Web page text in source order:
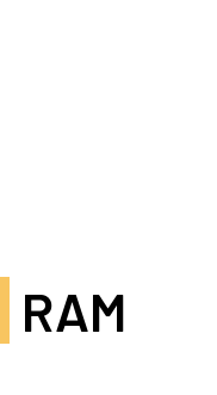
RAM